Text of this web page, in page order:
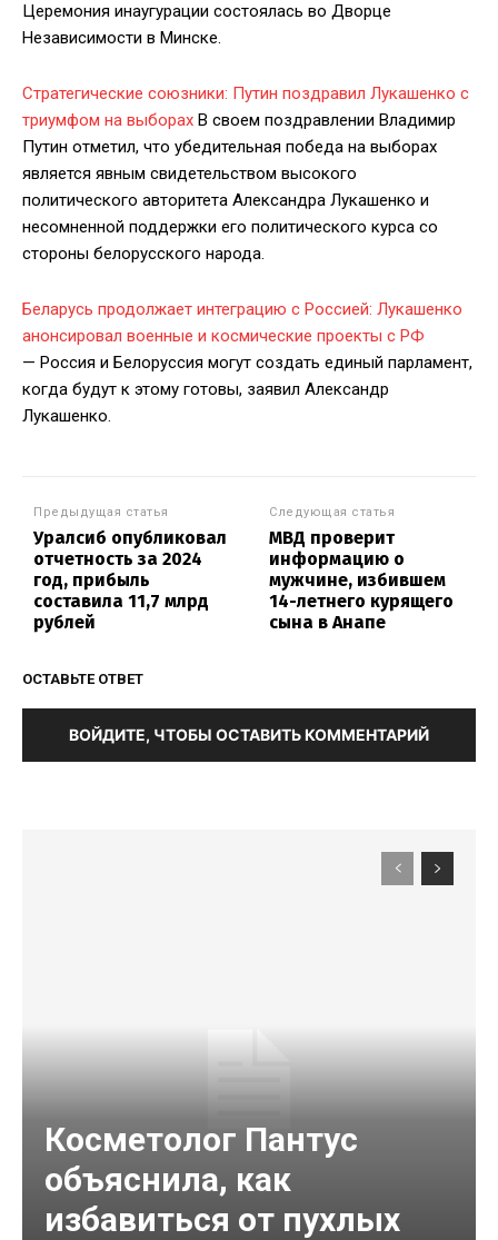
Церемония инаугурации состоялась во Дворце
Независимости в Минске.
Стратегические союзники: Путин поздравил Лукашенко с
триумфом на выборах В своем поздравлении Владимир
Путин отметил, что убедительная победа на выборах
является явным свидетельством высокого
политического авторитета Александра Лукашенко и
несомненной поддержки его политического курса со
стороны белорусского народа.
Беларусь продолжает интеграцию с Россией: Лукашенко
анонсировал военные и космические проекты с РФ
— Россия и Белоруссия могут создать единый парламент,
когда будут к этому готовы, заявил Александр
Лукашенко.
Предыдущая статья
Уралсиб опубликовал
отчетность за 2024
год, прибыль
составила 11,7 млрд
рублей
Следующая статья
МВД проверит
информацию о
мужчине, избившем
14-летнего курящего
сына в Анапе
ОСТАВЬТЕ ОТВЕТ
ВОЙДИТЕ, ЧТОБЫ ОСТАВИТЬ КОММЕНТАРИЙ
Косметолог Пантус
объяснила, как
избавиться от пухлых